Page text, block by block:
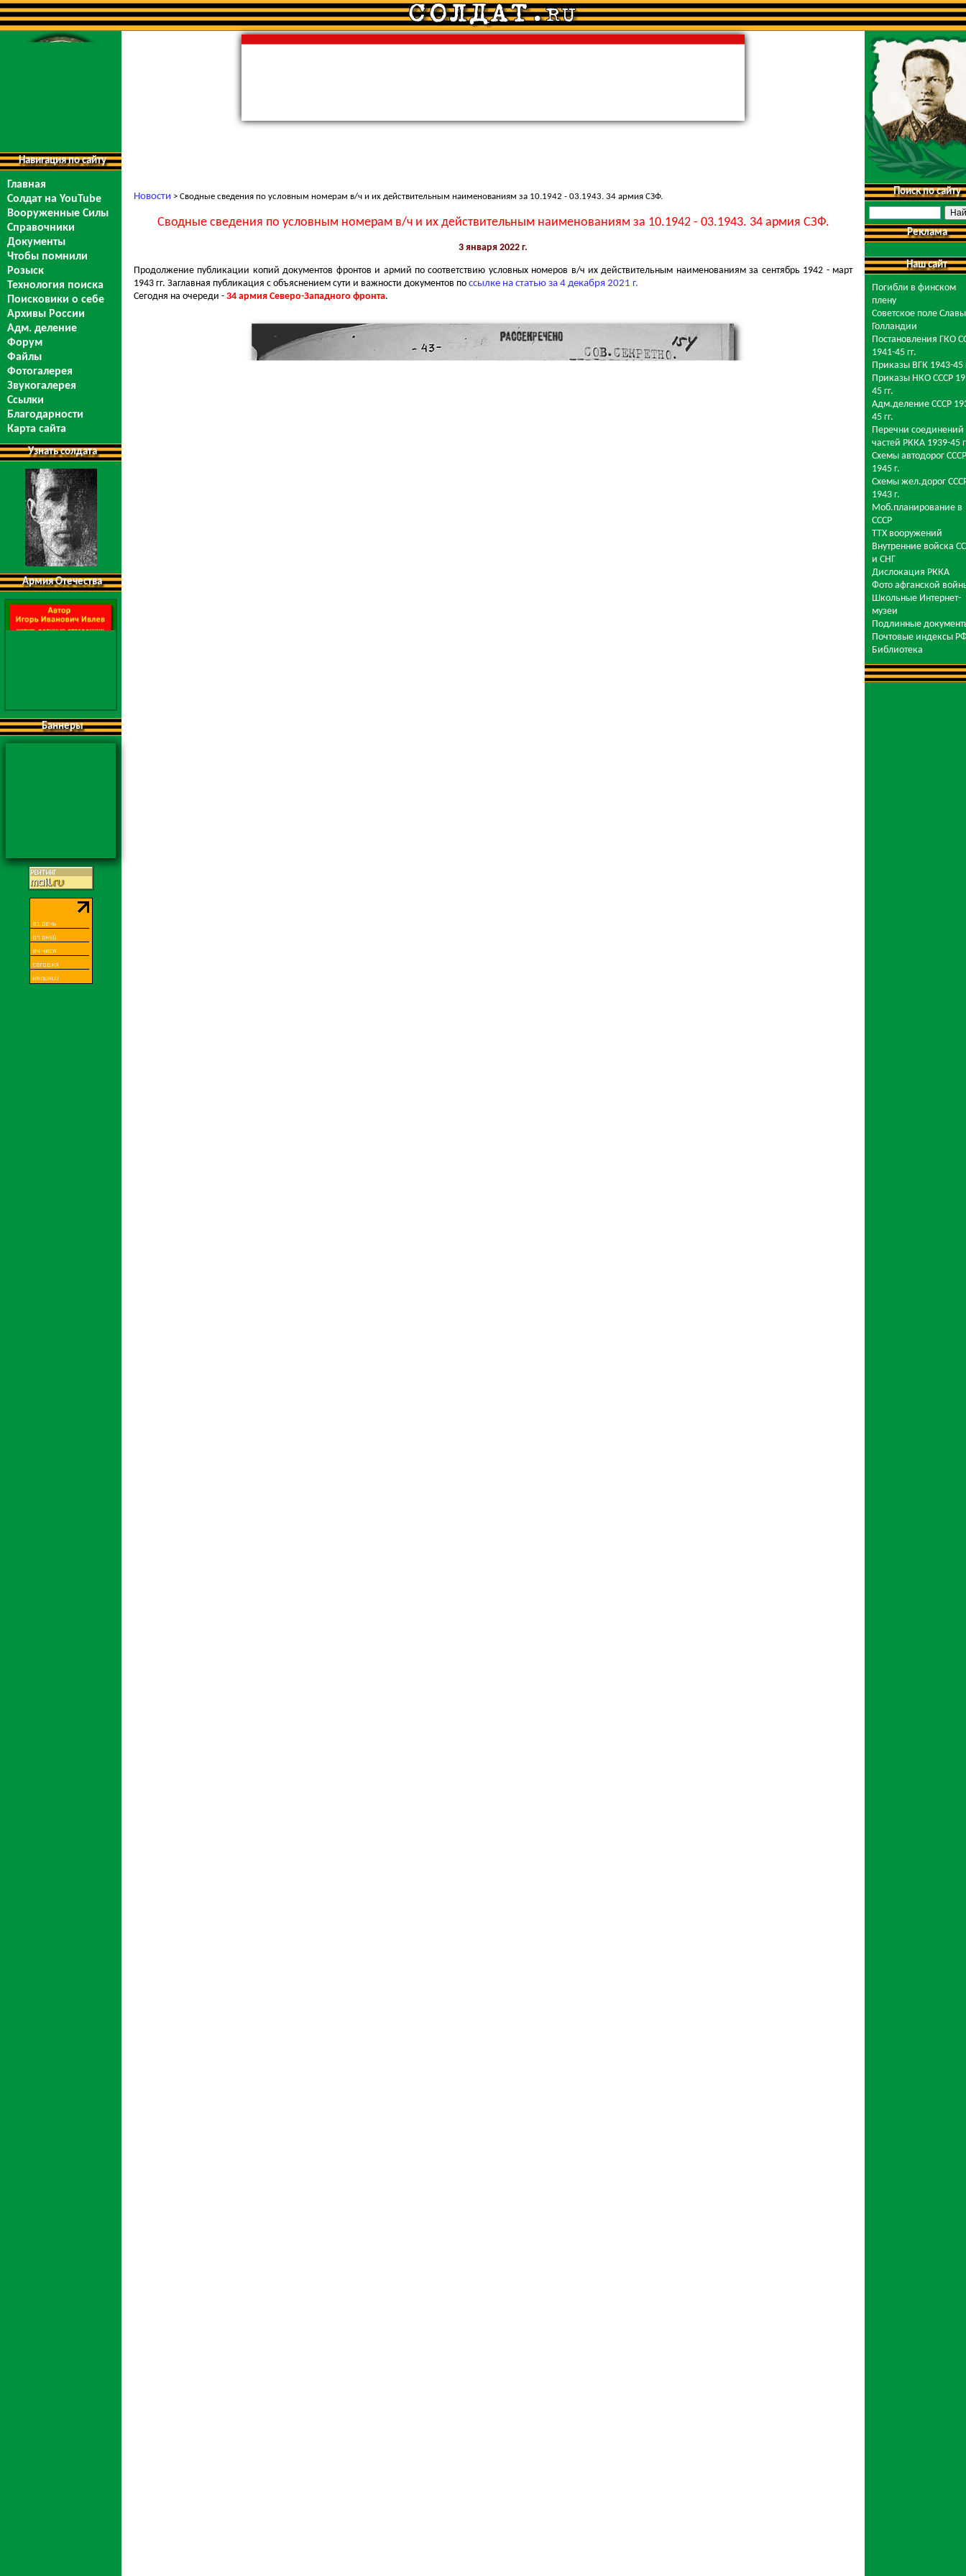
Навигация по сайту
Главная
Солдат на YouTube
Вооруженные Силы
Справочники
Документы
Чтобы помнили
Розыск
Технология поиска
Поисковики о себе
Архивы России
Адм. деление
Форум
Файлы
Фотогалерея
Звукогалерея
Ссылки
Благодарности
Карта сайта
Узнать солдата
Армия Отечества
Баннеры
Новости > Сводные сведения по условным номерам в/ч и их действительным наименованиям за 10.1942 - 03.1943. 34 армия СЗФ.
Сводные сведения по условным номерам в/ч и их действительным наименованиям за 10.1942 - 03.1943. 34 армия СЗФ.
3 января 2022 г.
Продолжение публикации копий документов фронтов и армий по соответствию условных номеров в/ч их действительным наименованиям за сентябрь 1942 - март
1943 гг. Заглавная публикация с объяснением сути и важности документов по ссылке на статью за 4 декабря 2021 г.
Сегодня на очереди - 34 армия Северо-Западного фронта.
Поиск по сайту
Реклама
Наш сайт
Погибли в финском
плену
Советское поле
Голландии
Постановления ГКО
1941-45 гг.
Приказы ВГК 1943-45
Приказы НКО СССР
45 гг.
Адм.деление СССР
45 гг.
Перечни соединений
частей РККА 1939-45
Схемы автодорог
1945 г.
Схемы жел.дорог
1943 г.
Моб.планирование в
СССР
ТТХ вооружений
Внутренние войска
и СНГ
Дислокация РККА
Фото афганской
Школьные Интернет-
музеи
Подлинные
Почтовые индексы
Библиотека